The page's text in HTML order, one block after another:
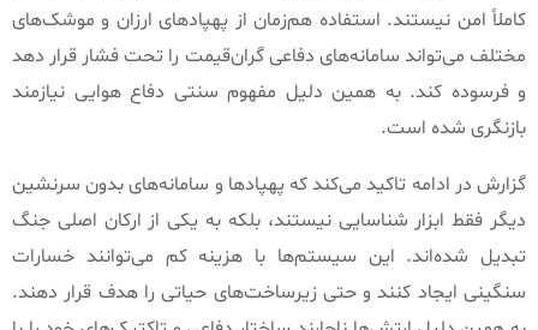
کاملاً امن نیستند. استفاده هم‌زمان از پهپادهای ارزان و موشک‌های
مختلف می‌تواند سامانه‌های دفاعی گران‌قیمت را تحت فشار قرار دهد
و فرسوده کند.به همین دلیل مفهوم سنتی دفاع هوایی نیازمند
بازنگری شده است.
گزارش در ادامه تاکید می‌کند که پهپادها و سامانه‌های بدون سرنشین
دیگر فقط ابزار شناسایی نیستند، بلکه به یکی از ارکان اصلی جنگ
تبدیل شده‌اند. این سیستم‌ها با هزینه کم می‌توانند خسارات
سنگینی ایجاد کنند و حتی زیرساخت‌های حیاتی را هدف قرار دهند.